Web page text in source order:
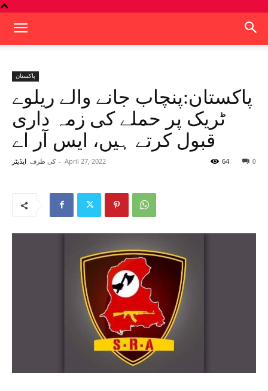
پاکستان
پاکستان:پنچاب جانے والے ریلوے
ٹریک پر حملے کی زمہ داری
قبول کرتے ہیں، ایس آر اے
کی طرف ایڈیٹر - April 27, 2022 0
64